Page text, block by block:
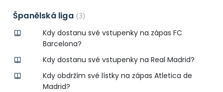
Španělská liga 3
Kdy dostanu své vstupenky na zápas FC
Barcelona?
Kdy dostanu své vstupenky na Real Madrid?
Kdy obdržím své lístky na zápas Atletica de
Madrid?